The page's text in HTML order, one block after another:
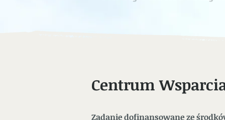
Centrum
Zadanie dofinansowane ze